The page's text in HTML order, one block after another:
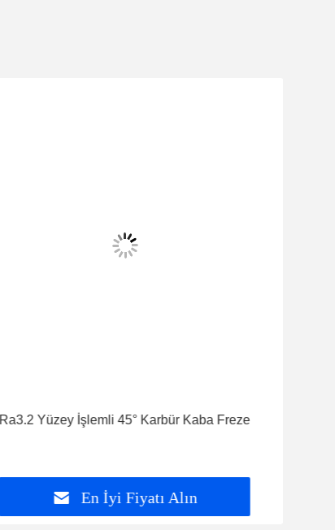
Ra3.2 Yüzey İşlemli 45° Karbür Kaba Freze
En İyi Fiyatı Alın